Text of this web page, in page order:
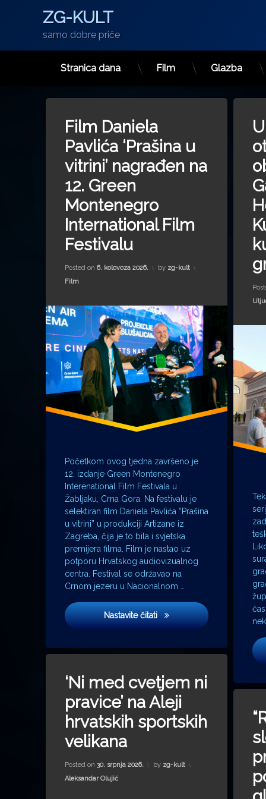
ZG-KULT
samo dobre priče
Stranica dana Film Glazba
Film Daniela
Pavlića ‘Prašina u
vitrini’ nagrađen na
12. Green
Montenegro
International Film
Festivalu
Posted on 6. kolovoza 2026. by zg-kult
Kategorije:
Film
Početkom ovog tjedna završeno je
12. izdanje Green Montenegro
Interenational Film Festivala u
Žabljaku, Crna Gora. Na festivalu je
selektiran film Daniela Pavlića “Prašina
u vitrini” u produkciji Artizane iz
Zagreba, čija je to bila i svjetska
premijera filma. Film je nastao uz
potporu Hrvatskog audiovizualnog
centra. Festival se održavao na
Crnom jezeru u Nacionalnom …
Nastavite čitatiFilm Daniela Pavlića
‘Ni med cvetjem ni
pravice’ na Aleji
hrvatskih sportskih
velikana
Posted on 30. srpnja 2026. by zg-kult
Kategorije:
Aleksandar Olujić
on ‘Ni med cvetjem ni pravice’ na